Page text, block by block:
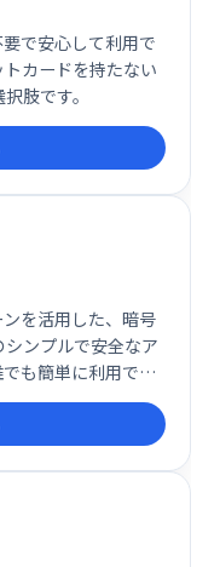
で安心して利用で
カードを持たない
肢です。
を活用した、暗号
ンプルで安全なア
も簡単に利用でき
始でき、お金のやり
で、安全かつスム